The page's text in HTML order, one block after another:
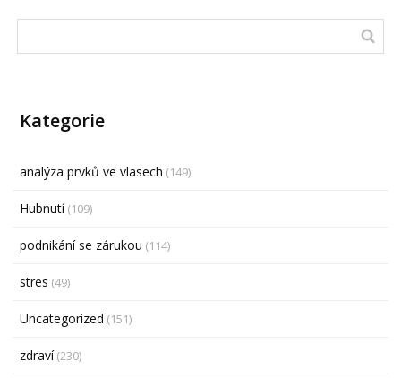
Kategorie
analýza prvků ve vlasech (149)
Hubnutí(109)
podnikání se zárukou (114)
stres (49)
Uncategorized (151)
zdraví(230)